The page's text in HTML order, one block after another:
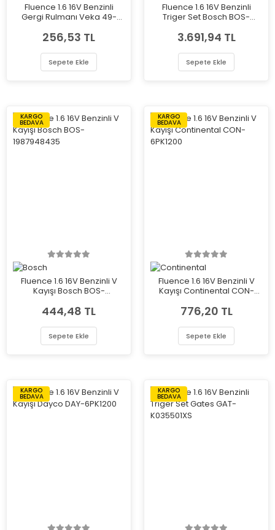
Fluence 1.6 16V Benzinli
Gergi Rulmanı Veka 49-
256,53 TL
Sepete Ekle
Fluence 1.6 16V Benzinli
Triger Set Bosch BOS-
3.691,94 TL
Sepete Ekle
KARGO
BEDAVA
Fluence 1.6 16V Benzinli V
Kayışı Bosch BOS-
444,48 TL
Sepete Ekle
KARGO
BEDAVA
Fluence 1.6 16V Benzinli V
Kayışı Continental CON-
776,20 TL
Sepete Ekle
KARGO
BEDAVA
KARGO
BEDAVA